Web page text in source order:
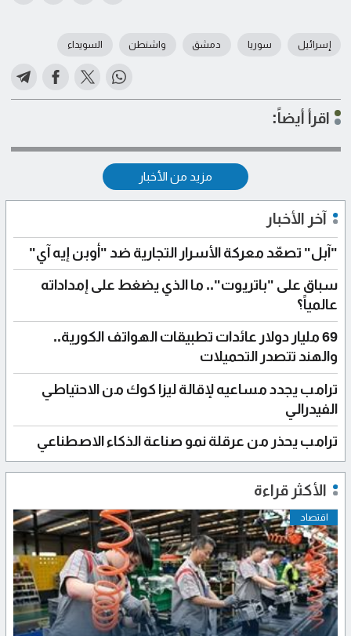
إسرائيل سوريا دمشق واشنطن السويداء
اقرأ أيضاً:
مزيد من الأخبار
آخر الأخبار
"آبل" تصعّد معركة الأسرار التجارية ضد "أوبن إيه آي"
سباق على "باتريوت".. ما الذي يضغط على إمداداته
عالمياً؟
69 مليار دولار عائدات تطبيقات الهواتف الكورية..
والهند تتصدر التحميلات
ترامب يجدد مساعيه لإقالة ليزا كوك من الاحتياطي
الفيدرالي
ترامب يحذر من عرقلة نمو صناعة الذكاء الاصطناعي
الأكثر قراءة
اقتصاد